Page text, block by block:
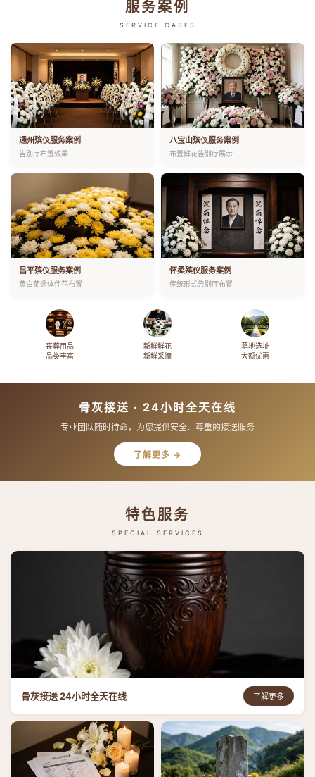
服务案例
SERVICE CASES
通州殡仪服务案例
告别厅布置效果
八宝山殡仪服务案例
布置鲜花告别厅展示
昌平殡仪服务案例
黄白菊遗体伴花布置
怀柔殡仪服务案例
传统形式告别厅布置
丧葬用品
品类丰富
新鲜鲜花
新鲜采摘
墓地选址
大额优惠
骨灰接送 · 24小时全天在线
专业团队随时待命，为您提供安全、尊重的接送服务
了解更多 →
特色服务
SPECIAL SERVICES
骨灰接送 24小时全天在线 了解更多